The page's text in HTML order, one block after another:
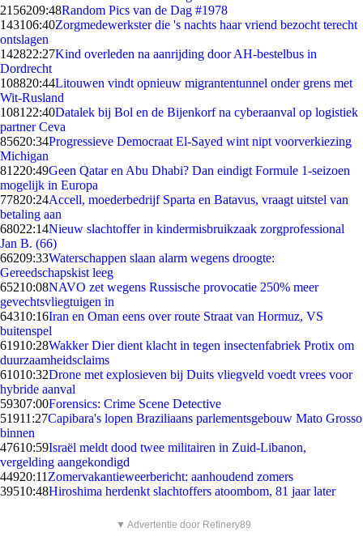
2156209:48Random Pics van de Dag #1978
143106:40Zorgmedewerkster die 's nachts haar vriend bezocht terecht
ontslagen
142822:27Kind overleden na aanrijding door AH-bestelbus in
Dordrecht
108820:44Litouwen vindt opnieuw migrantentunnel onder grens met
Wit-Rusland
1081 22:40Datalek bij Bol en de Bijenkorf na cyberaanval op logistiek
partner Ceva
85620:34Progressieve Democraat El-Sayed wint nipt voorverkiezing
Michigan
81220:49Geen Qatar en Abu Dhabi? Dan eindigt Formule 1-seizoen
mogelijk in Europa
77820:24Accell, moederbedrijf Sparta en Batavus, vraagt uitstel van
betaling aan
68022:14Nieuw slachtoffer in kindermisbruikzaak zorgprofessional
Jan B. (66)
66209:33Waterschappen slaan alarm wegens droogte:
Gereedschapskist leeg
65210:08NAVO zet wegens Russische provocatie 250% meer
gevechtsvliegtuigen in
64310:16Iran en Oman eens over route Straat van Hormuz, VS
buitenspel
61910:28Wakker Dier dient klacht in tegen insectenfabriek Protix om
duurzaamheidsclaims
61010:32Drone met explosieven bij Duits vliegveld voedt vrees voor
hybride aanval
59307:00Forensics: Crime Scene Detective
51911:27Capibara's lopen Braziliaans parlementsgebouw Mato Grosso
binnen
47610:59Israël meldt dood twee militairen in Zuid-Libanon,
vergelding aangekondigd
44920:11 Zomervakantieweerbericht: aanhoudend zomers
39510:48Hiroshima herdenkt slachtoffers atoombom, 81 jaar later
▼ Advertentie door Refinery89